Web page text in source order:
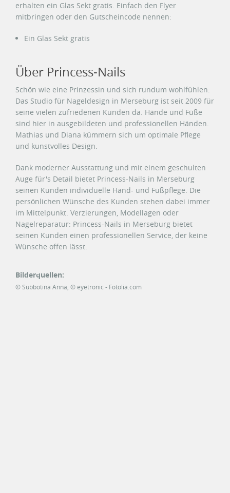
erhalten ein Glas Sekt gratis. Einfach den Flyer
mitbringen oder den Gutscheincode nennen:
Ein Glas Sekt gratis
Über Princess-Nails
Schön wie eine Prinzessin und sich rundum wohlfühlen:
Das Studio für Nageldesign in Merseburg ist seit 2009 für
seine vielen zufriedenen Kunden da. Hände und Füße
sind hier in ausgebildeten und professionellen Händen.
Mathias und Diana kümmern sich um optimale Pflege
und kunstvolles Design.
Dank moderner Ausstattung und mit einem geschulten
Auge für's Detail bietet Princess-Nails in Merseburg
seinen Kunden individuelle Hand- und Fußpflege. Die
persönlichen Wünsche des Kunden stehen dabei immer
im Mittelpunkt. Verzierungen, Modellagen oder
Nagelreparatur: Princess-Nails in Merseburg bietet
seinen Kunden einen professionellen Service, der keine
Wünsche offen lässt.
Bilderquellen:
© Subbotina Anna, © eyetronic - Fotolia.com